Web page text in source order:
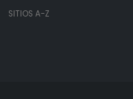
SITIOS A-Z